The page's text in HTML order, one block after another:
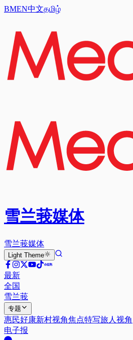
BMEN中文தமிழ்
雪兰莪媒体
雪兰莪媒体
Light Theme
最新
全国
雪兰莪
专题
惠民好康新村视角焦点特写旅人视角
电子报